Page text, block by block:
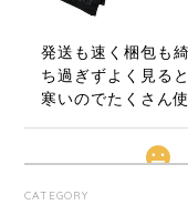
発送も速く梱包も
ち過ぎずよく見る
寒いのでたくさん
CATEGORY